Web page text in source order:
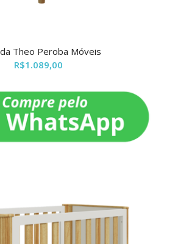
Theo Peroba Móveis
R$1.089,00